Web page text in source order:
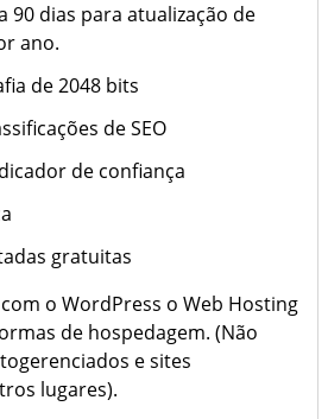
90 dias para atualização de
ano.
de 2048 bits
de SEO
de confiança
gratuitas
o WordPress o Web Hosting
de hospedagem. (Não
e sites
lugares).